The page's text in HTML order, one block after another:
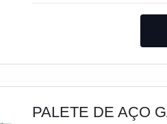
produto permite
armazenagem utilizando a
PALETE DE AÇO